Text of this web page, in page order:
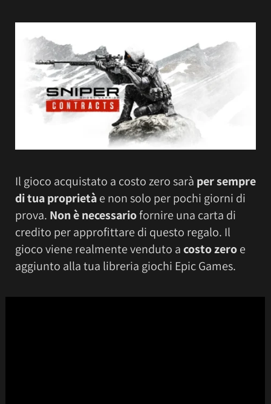
Il gioco acquistato a costo zero sarà per sempre
di tua proprietàe non solo per pochi giorni di
prova. Non è necessariofornire una carta di
credito per approfittare di questo regalo. Il
gioco viene realmente venduto acosto zeroe
aggiunto alla tua libreria giochi Epic Games.